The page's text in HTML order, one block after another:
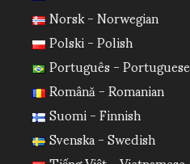
Norsk - Norwegian
Polski - Polish
Português - Portuguese
Română - Romanian
Suomi - Finnish
Svenska - Swedish